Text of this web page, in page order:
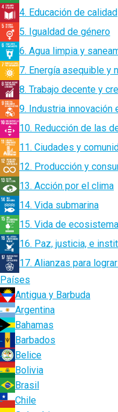
4. Educación de calidad
5. Igualdad de género
6. Agua limpia y
7. Energía asequible y
8. Trabajo decente y
9. Industria innovación
10. Reducción de las
11. Ciudades y
12. Producción y
13. Acción por el clima
14. Vida submarina
15. Vida de
16. Paz, justicia, e
17. Alianzas para
Países
Antigua y Barbuda
Argentina
Bahamas
Barbados
Belice
Bolivia
Brasil
Chile